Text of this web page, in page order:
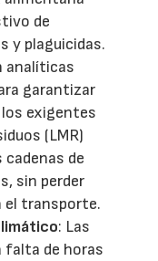
de
y plaguicidas.
analíticas
garantizar
exigentes
(LMR)
de
sin perder
el transporte.
: Las
falta de horas